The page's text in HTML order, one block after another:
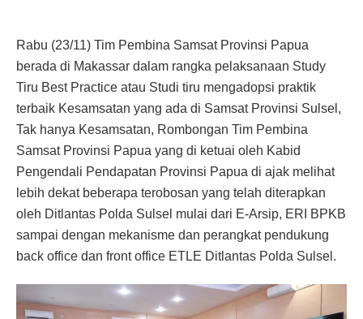
Rabu (23/11) Tim Pembina Samsat Provinsi Papua
berada di Makassar dalam rangka pelaksanaan Study
Tiru Best Practice atau Studi tiru mengadopsi praktik
terbaik Kesamsatan yang ada di Samsat Provinsi Sulsel,
Tak hanya Kesamsatan, Rombongan Tim Pembina
Samsat Provinsi Papua yang di ketuai oleh Kabid
Pengendali Pendapatan Provinsi Papua di ajak melihat
lebih dekat beberapa terobosan yang telah diterapkan
oleh Ditlantas Polda Sulsel mulai dari E-Arsip, ERI BPKB
sampai dengan mekanisme dan perangkat pendukung
back office dan front office ETLE Ditlantas Polda Sulsel.